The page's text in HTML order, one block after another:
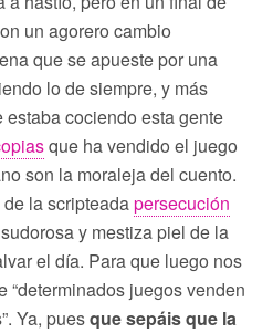
un agorero cambio
que se apueste por una
lo de siempre, y más
cociendo esta gente
que ha vendido el juego
son la moraleja del cuento.
la scripteadapersecución
y mestiza piel de la
el día. Para que luego nos
“determinados juegos venden
Ya, puesque sepáis que la